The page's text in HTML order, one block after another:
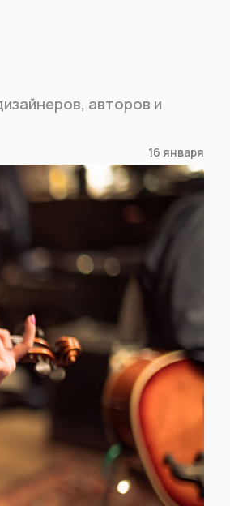
авторов и
16 января